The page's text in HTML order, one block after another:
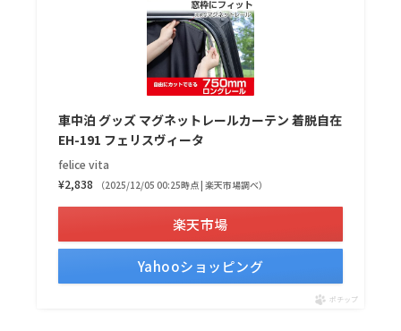
車中泊 グッズ マグネットレールカーテン 着脱自在
EH-191 フェリスヴィータ
felice vita
¥2,838
（2025/12/05 00:25時点 | 楽天市場調べ）
楽天市場
Yahooショッピング
ポチップ